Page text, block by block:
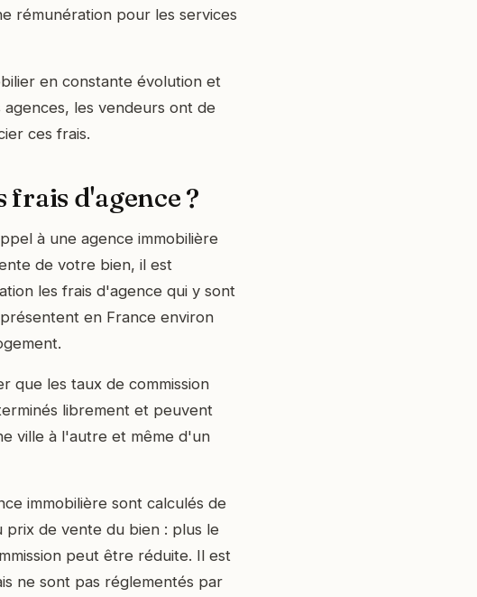
rémunération pour les services
en constante évolution et
les vendeurs ont de
ces frais.
d'agence ?
à une agence immobilière
de votre bien, il est
les frais d'agence qui y sont
en France environ
que les taux de commission
librement et peuvent
ville à l'autre et même d'un
immobilière sont calculés de
prix de vente du bien : plus le
peut être réduite. Il est
ne sont pas réglementés par